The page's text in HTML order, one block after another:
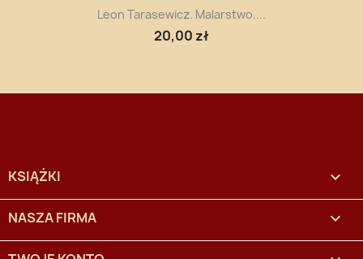
Leon Tarasewicz. Malarstwo....
20,00 zł
KSIĄŻKI 
NASZA FIRMA 